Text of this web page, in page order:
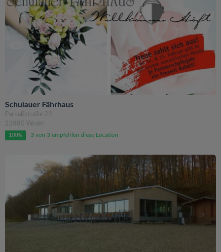
Schulauer Fährhaus
Parnaßstraße 29
22880 Wedel
100% 3 von 3 empfehlen diese Location